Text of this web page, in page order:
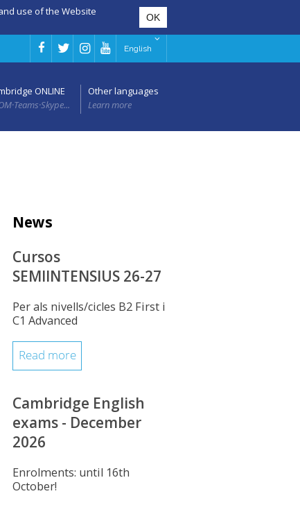
use of the Website
English
ONLINE
Other languages
Learn more
News
Cursos
SEMIINTENSIUS 26-27
Per als nivells/cicles B2 First i
C1 Advanced
Read more
Cambridge English
exams - December
2026
Enrolments: until 16th
October!